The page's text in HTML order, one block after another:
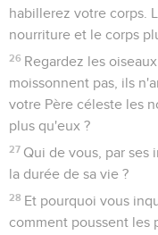
habillerez votre corps.
nourriture et le corps
26 Regardez les
moissonnent pas, ils
votre Père céleste les
plus qu'eux ?
27 Qui de vous, par ses
la durée de sa vie ?
28 Et pourquoi vous
comment poussent les